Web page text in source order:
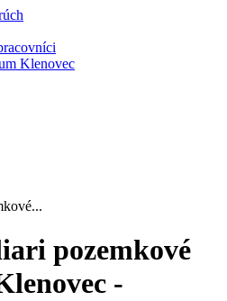
Klenovec
pozemkové
-